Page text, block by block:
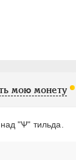
мою монету
"Ѱ" тильда.